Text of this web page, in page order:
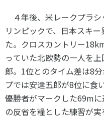
４年後、米レークプラ
リンピックで、日本スキ
た。クロスカントリー
っていた北欧勢の一人を
郎。 1位とのタイム差は8
プでは安達五郎が8位に食
優勝者がマークした69m
の反省を糧とした練習が実